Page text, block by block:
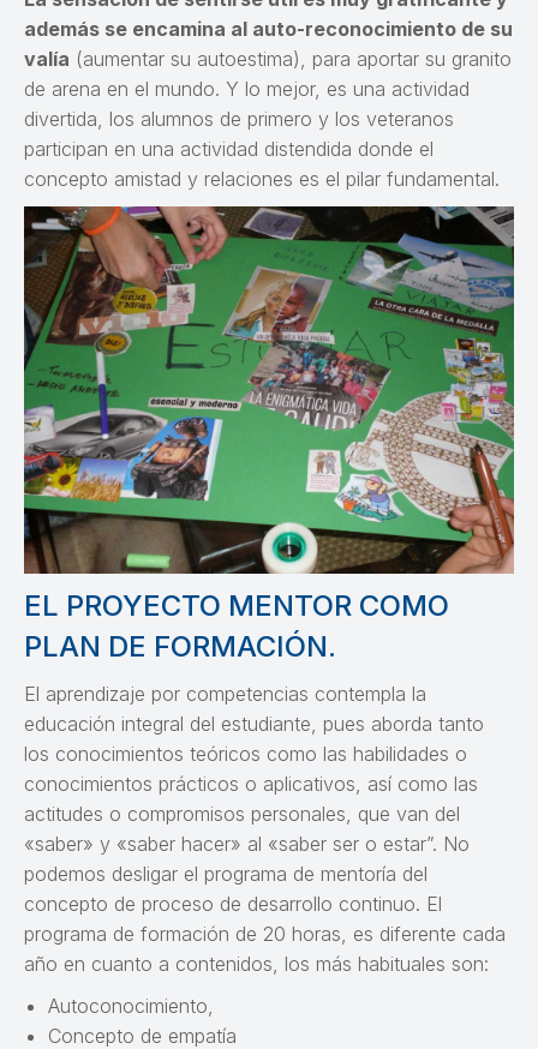
además se encamina al auto-reconocimiento de su
valía (aumentar su autoestima), para aportar su granito
de arena en el mundo. Y lo mejor, es una actividad
divertida, los alumnos de primero y los veteranos
participan en una actividad distendida donde el
concepto amistad y relaciones es el pilar fundamental.
EL PROYECTO MENTOR COMO
PLAN DE FORMACIÓN.
El aprendizaje por competencias contempla la
educación integral del estudiante, pues aborda tanto
los conocimientos teóricos como las habilidades o
conocimientos prácticos o aplicativos, así como las
actitudes o compromisos personales, que van del
«saber» y «saber hacer» al «saber ser o estar”. No
podemos desligar el programa de mentoría del
concepto de proceso de desarrollo continuo. El
programa de formación de 20 horas, es diferente cada
año en cuanto a contenidos, los más habituales son:
Autoconocimiento,
Concepto de empatía